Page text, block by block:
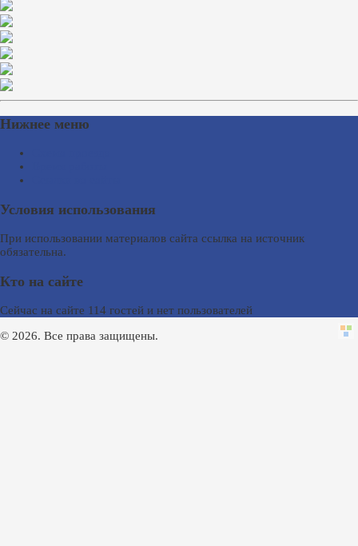
Нижнее меню
Условия использования
При использовании материалов сайта ссылка на источник
обязательна.
Кто на сайте
Сейчас на сайте 114 гостей и нет пользователей
© 2026. Все права защищены.